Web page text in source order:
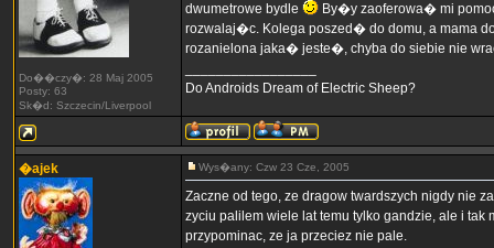
Do��czy�: 28 Maj 2005
Posty: 63
Sk�d: Szczecin/Liverpool
dwumetrowe bydle
By�y zaoferowa� mi
rozwalaj�c. Kolega poszed� do domu, a mama
rozanielona jaka� jeste�, chyba do siebie nie
Do Androids Dream of Electric Sheep?
�ajek Wys�any: Czw 23 Cze, 2005
Zaczne od tego, ze dragow twardszych nigdy nie
zyciu palilem wiele lat temu tylko gandzie, ale i tak
przypominac, ze ja przeciez nie pale.